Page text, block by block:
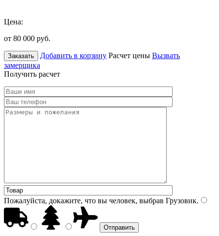
Цена:
от 80 000 руб.
Заказать Добавить в корзину Расчет цены Вызвать
замерщика
Получить расчет
Пожалуйста, докажите, что вы человек, выбрав Грузовик.